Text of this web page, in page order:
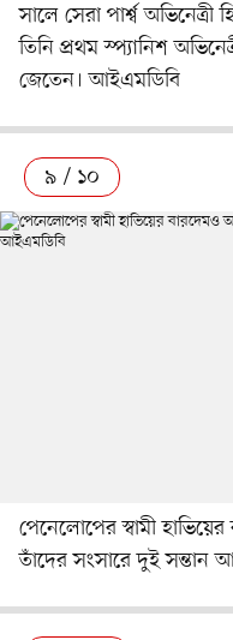
সালে সেরা পার্শ্ব
তিনি প্রথম স্প্যানিশ
জেতেন। আইএমডিবি
৯ / ১০
পেনেলোপের স্বামী
তাঁদের সংসারে দুই সন্তান